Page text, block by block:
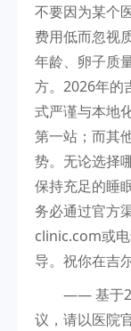
不要因为某个
费用低而忽视
年龄、卵子质
方。2026年的
式严谨与本地
第一站；而其
势。无论选择
保持充足的睡
务必通过官方
clinic.com或
导。祝你在吉
—— 基于
议，请以医院